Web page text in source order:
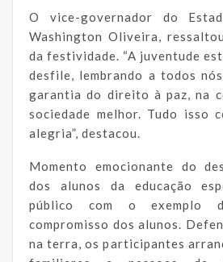
O vice-governador do
Washington Oliveira,
da festividade. “A juventude
desfile, lembrando a todos
garantia do direito à paz, na
sociedade melhor. Tudo isso
alegria”, destacou.
Momento emocionante do
dos alunos da educação
público com o exemplo
compromisso dos alunos.
na terra, os participantes